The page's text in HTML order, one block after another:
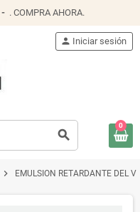
- . COMPRA AHORA.
search
person Iniciar sesión
0
chevron_right EMULSION RETARDANTE DEL